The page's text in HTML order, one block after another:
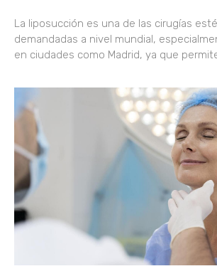
La liposucción es una de las cirugías
demandadas a nivel mundial,
en ciudades como Madrid, ya que